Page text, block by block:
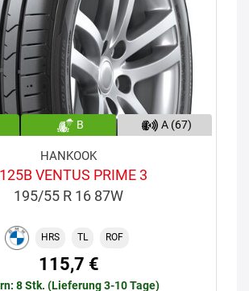
B A (67)
HANKOOK
VENTUS PRIME 3
195/55 R 16 87W
HRS TL ROF
115,7 €
8 Stk. (Lieferung 3-10 Tage)